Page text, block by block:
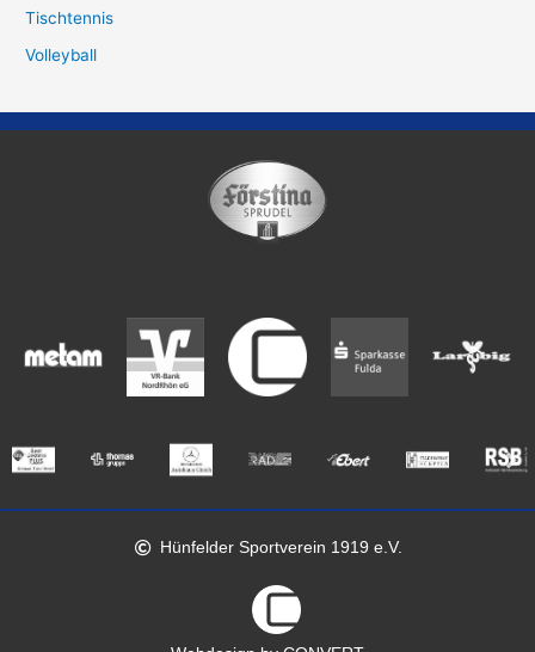
Tischtennis
Volleyball
Hünfelder Sportverein 1919 e.V.